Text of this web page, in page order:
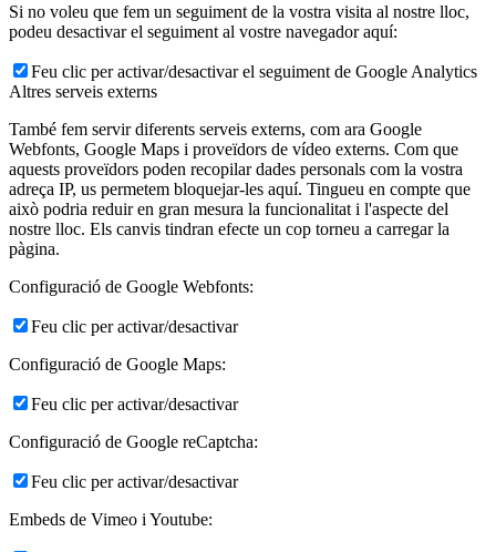
Si no voleu que fem un seguiment de la vostra visita al nostre lloc,
podeu desactivar el seguiment al vostre navegador aquí:
Feu clic per activar/desactivar el seguiment de Google Analytics
Altres serveis externs
També fem servir diferents serveis externs, com ara Google
Webfonts, Google Maps i proveïdors de vídeo externs. Com que
aquests proveïdors poden recopilar dades personals com la vostra
adreça IP, us permetem bloquejar-les aquí. Tingueu en compte que
això podria reduir en gran mesura la funcionalitat i l'aspecte del
nostre lloc. Els canvis tindran efecte un cop torneu a carregar la
pàgina.
Configuració de Google Webfonts:
Feu clic per activar/desactivar
Configuració de Google Maps:
Feu clic per activar/desactivar
Configuració de Google reCaptcha:
Feu clic per activar/desactivar
Embeds de Vimeo i Youtube: